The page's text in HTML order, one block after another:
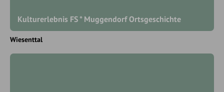
Kulturerlebnis FS * Muggendorf Ortsgeschichte
Wiesenttal